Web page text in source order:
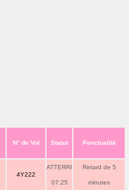
N° de Vol Statut Ponctualité
4Y222
ATTERRI
07:25
Retard de 5
minutes